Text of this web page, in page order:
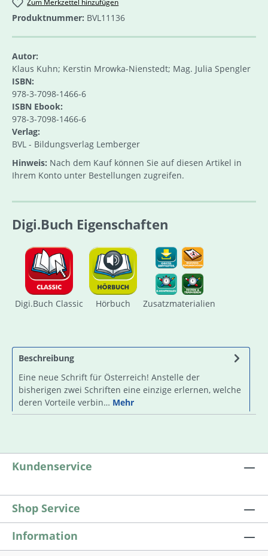
Produktnummer: BVL11136
Autor:
Klaus Kuhn; Kerstin Mrowka-Nienstedt; Mag. Julia Spengler
ISBN:
978-3-7098-1466-6
ISBN Ebook:
978-3-7098-1466-6
Verlag:
BVL - Bildungsverlag Lemberger
Hinweis: Nach dem Kauf können Sie auf diesen Artikel in
Ihrem Konto unter Bestellungen zugreifen.
Digi.Buch Eigenschaften
Digi.Buch Classic Hörbuch Zusatzmaterialien
Beschreibung
Eine neue Schrift für Österreich! Anstelle der
bisherigen zwei Schriften eine einzige erlernen, welche
deren Vorteile verbin… Mehr
Kundenservice
Shop Service
Information